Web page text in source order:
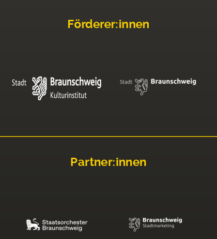
Förderer:innen
Partner:innen